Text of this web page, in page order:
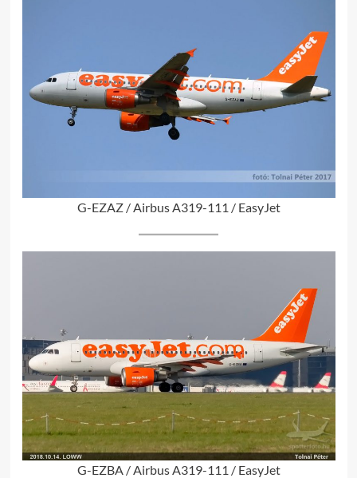
G-EZAZ / Airbus A319-111 / EasyJet
G-EZBA / Airbus A319-111 / EasyJet